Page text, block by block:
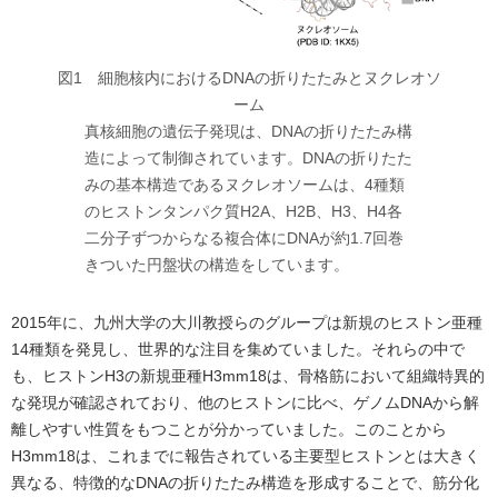
図1 細胞核内におけるDNAの折りたたみとヌクレオソ
ーム
真核細胞の遺伝子発現は、DNAの折りたたみ構
造によって制御されています。DNAの折りたた
みの基本構造であるヌクレオソームは、4種類
のヒストンタンパク質H2A、H2B、H3、H4各
二分子ずつからなる複合体にDNAが約1.7回巻
きついた円盤状の構造をしています。
2015年に、九州大学の大川教授らのグループは新規のヒストン亜種
14種類を発見し、世界的な注目を集めていました。それらの中で
も、ヒストンH3の新規亜種H3mm18は、骨格筋において組織特異的
な発現が確認されており、他のヒストンに比べ、ゲノムDNAから解
離しやすい性質をもつことが分かっていました。このことから
H3mm18は、これまでに報告されている主要型ヒストンとは大きく
異なる、特徴的なDNAの折りたたみ構造を形成することで、筋分化